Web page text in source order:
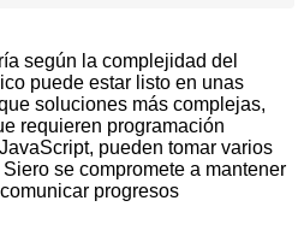
según la complejidad del
puede estar listo en unas
soluciones más complejas,
requieren programación
pueden tomar varios
se compromete a mantener
progresos